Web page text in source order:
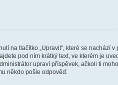
na tlačítko „Upravit“, které se nachází v
pod ním krátký text, ve kterém je
upraví příspěvek, ačkoli ti
někdo pošle odpověď.